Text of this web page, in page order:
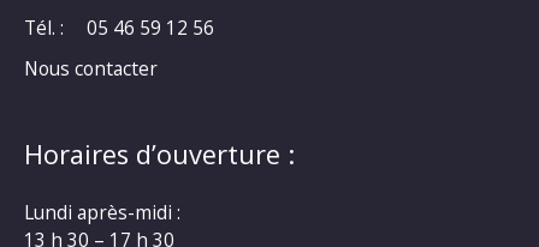
Tél. :
05 46 59 12 56
Nous contacter
Horaires d’ouverture :
Lundi après-midi :
13 h 30 – 17 h 30